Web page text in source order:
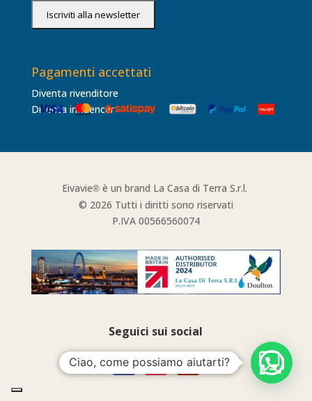
Pagamenti accettati
Diventa rivenditore
Diventa influencer
Eivavie®è un brand La Casa di Terra S.r.l.
© 2026 Tutti i diritti sono riservati
P.IVA 00566560074
Seguici sui social
Ciao, come possiamo aiutarti?